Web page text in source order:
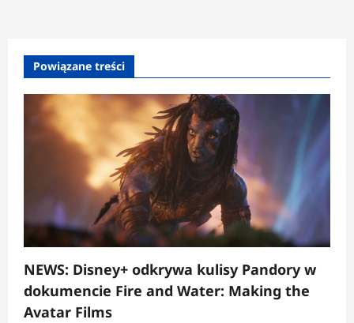
Powiązane treści
NEWS: Disney+ odkrywa kulisy Pandory w
dokumencie Fire and Water: Making the
Avatar Films